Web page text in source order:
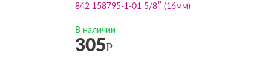
842 158795-1-01 5/8″ (16мм)
В наличии
305Р